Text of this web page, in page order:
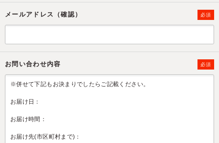
メールアドレス（確認） 必須
お問い合わせ内容 必須